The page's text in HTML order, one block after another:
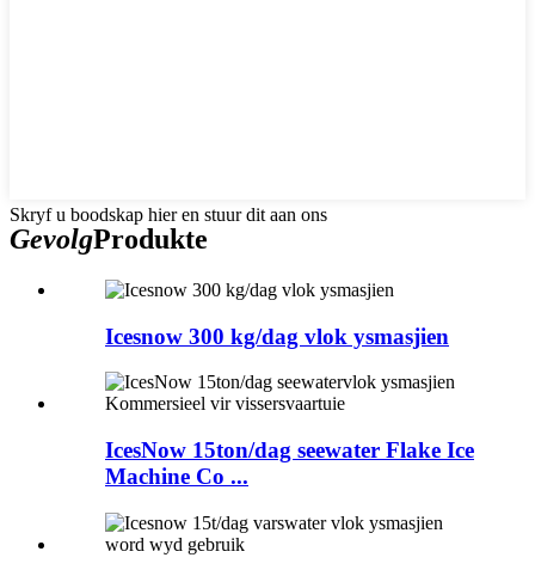
Skryf u boodskap hier en stuur dit aan ons
GevolgProdukte
Icesnow 300 kg/dag vlok ysmasjien
IcesNow 15ton/dag seewater Flake Ice
Machine Co ...